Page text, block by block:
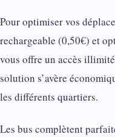
Pour optimiser vos
rechargeable (0,50€) et
vous offre un accès
solution s’avère
les différents quartiers.
Les bus complètent